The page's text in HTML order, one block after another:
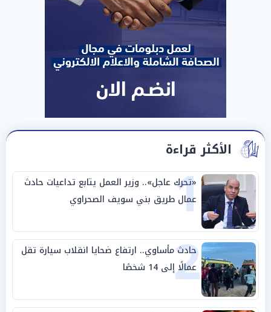
الأكثر قراءة
1
«تحرك عاجل».. وزير العمل يتابع تداعيات حادث
عمال طريق بني سويف الصحراوي
2
حادث مأساوي.. ارتفاع ضحايا انقلاب سيارة تقل
عمالًا إلى 14 شخصًا